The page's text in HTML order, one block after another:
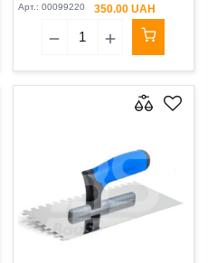
Арт.: 00099220 350.00 UAH